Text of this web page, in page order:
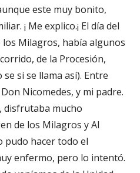
este muy bonito,
¡ Me explico.¡ El día del
los Milagros, había algunos
de la Procesión,
si se llama así). Entre
Nicomedes, y mi padre.
disfrutaba mucho
de los Milagros y Al
pudo hacer todo el
enfermo, pero lo intentó.